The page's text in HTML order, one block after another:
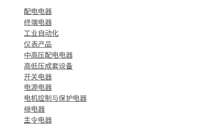
配电电器
终端电器
工业自动化
仪表产品
中高压配电电器
高低压成套设备
开关电器
电源电器
电机控制与保护电器
继电器
主令电器